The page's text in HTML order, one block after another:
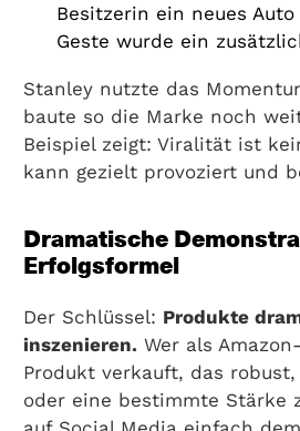
Besitzerin ein neues
Geste wurde ein
Stanley nutzte das
baute so die Marke noch
Beispiel zeigt: Viralität ist
kann gezielt provoziert und
Dramatische
Erfolgsformel
Der Schlüssel: Produkte
inszenieren.Wer als
Produkt verkauft, das
oder eine bestimmte Stärke